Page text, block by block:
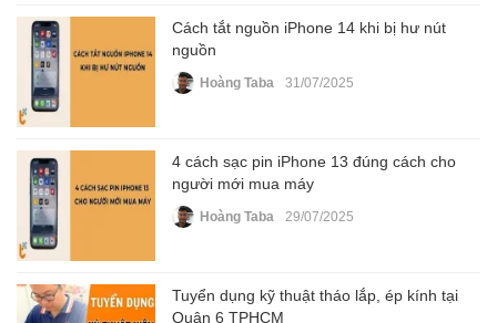
Cách tắt nguồn iPhone 14 khi bị hư nút
nguồn
Hoàng Taba 31/07/2025
4 cách sạc pin iPhone 13 đúng cách cho
người mới mua máy
Hoàng Taba 29/07/2025
Tuyển dụng kỹ thuật tháo lắp, ép kính tại
Quận 6 TPHCM